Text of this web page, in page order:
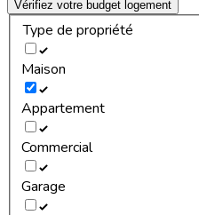
Vérifiez votre budget logement
Type de propriété
Maison
Appartement
Commercial
Garage